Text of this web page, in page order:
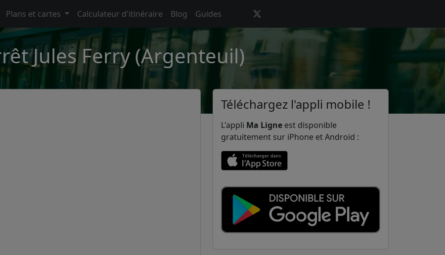
Plans et cartes Calculateur d'itinéraire Blog Guides
Jules Ferry (Argenteuil)
Téléchargez l'appli mobile !
L'appli Ma Ligne est disponible
gratuitement sur iPhone et Android :